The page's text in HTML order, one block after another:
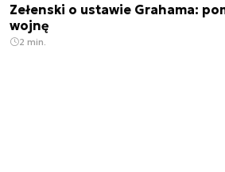
Zełenski o ustawie Grahama:
wojnę
2 min.